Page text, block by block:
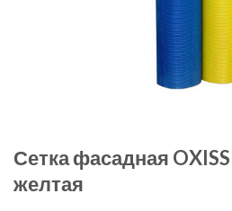
Сетка фасадная
желтая